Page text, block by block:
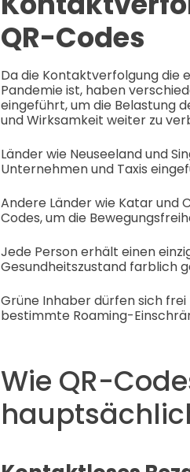
QR-Codes
Da die Kontaktverfolgung die
Pandemie ist, haben
eingeführt, um die Belastung
und Wirksamkeit weiter zu
Länder wie Neuseeland und
Unternehmen und Taxis
Andere Länder wie Katar und
Codes, um die
Jede Person erhält einen
Gesundheitszustand farblich
Grüne Inhaber dürfen sich
bestimmte Roaming-
Wie QR-